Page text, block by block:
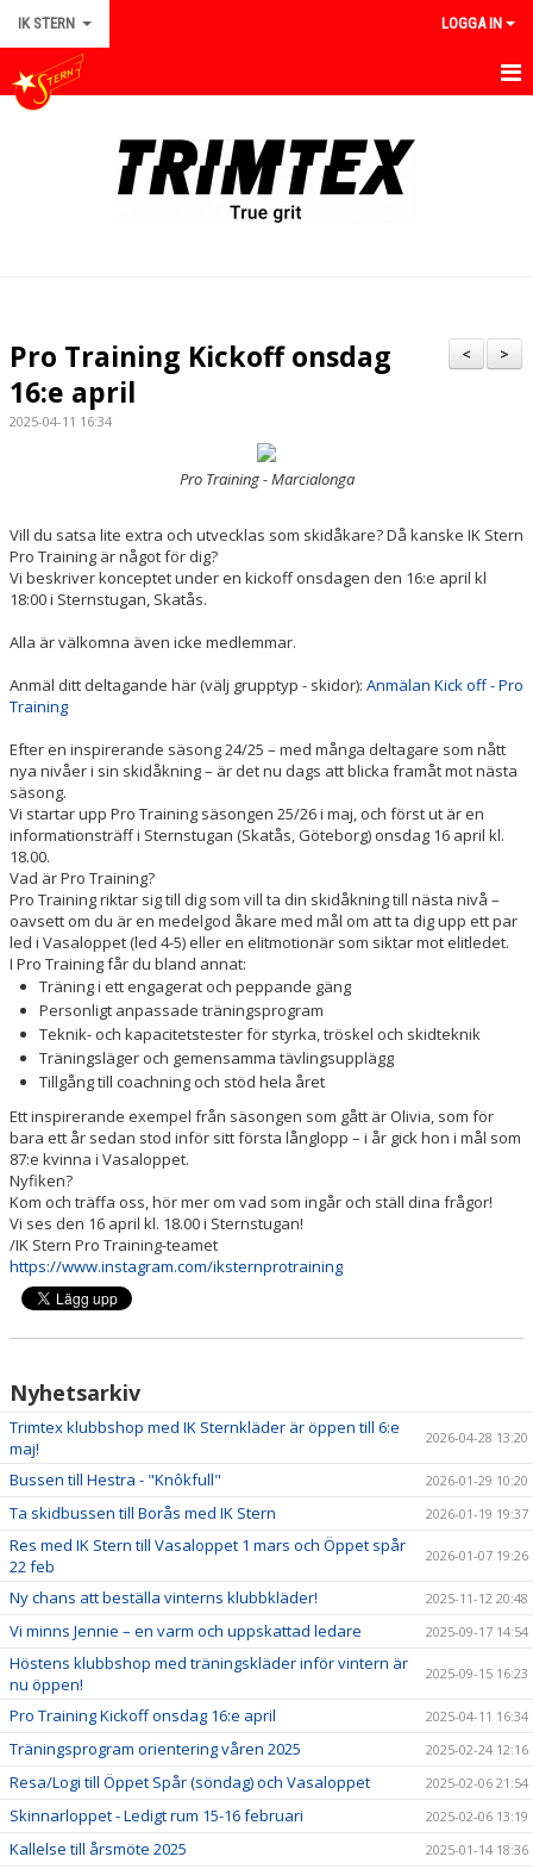
IK STERN LOGGA IN
DOKUMENT
KONTAKT
>
<
Pro Training Kickoff onsdag
16:e april
2025-04-11 16:34
Pro Training - Marcialonga
Vill du satsa lite extra och utvecklas som skidåkare? Då kanske IK Stern
Pro Training är något för dig?
Vi beskriver konceptet under en kickoff onsdagen den 16:e april kl
18:00 i Sternstugan, Skatås.
Alla är välkomna även icke medlemmar.
Anmäl ditt deltagande här (välj grupptyp - skidor): Anmälan Kick off - Pro
Training
Efter en inspirerande säsong 24/25 – med många deltagare som nått
nya nivåer i sin skidåkning – är det nu dags att blicka framåt mot nästa
säsong.
Vi startar upp Pro Training säsongen 25/26 i maj, och först ut är en
informationsträff i Sternstugan (Skatås, Göteborg) onsdag 16 april kl.
18.00.
Vad är Pro Training?
Pro Training riktar sig till dig som vill ta din skidåkning till nästa nivå –
oavsett om du är en medelgod åkare med mål om att ta dig upp ett par
led i Vasaloppet (led 4-5) eller en elitmotionär som siktar mot elitledet.
I Pro Training får du bland annat:
Träning i ett engagerat och peppande gäng
Personligt anpassade träningsprogram
Teknik- och kapacitetstester för styrka, tröskel och skidteknik
Träningsläger och gemensamma tävlingsupplägg
Tillgång till coachning och stöd hela året
Ett inspirerande exempel från säsongen som gått är Olivia, som för
bara ett år sedan stod inför sitt första långlopp – i år gick hon i mål som
87:e kvinna i Vasaloppet.
Nyfiken?
Kom och träffa oss, hör mer om vad som ingår och ställ dina frågor!
Vi ses den 16 april kl. 18.00 i Sternstugan!
/IK Stern Pro Training-teamet
https://www.instagram.com/iksternprotraining
Nyhetsarkiv
Trimtex klubbshop med IK Sternkläder är öppen till 6:e
maj!
2026-04-28 13:20
Bussen till Hestra - "Knôkfull" 2026-01-29 10:20
Ta skidbussen till Borås med IK Stern 2026-01-19 19:37
Res med IK Stern till Vasaloppet 1 mars och Öppet spår
22 feb
2026-01-07 19:26
Ny chans att beställa vinterns klubbkläder! 2025-11-12 20:48
Vi minns Jennie – en varm och uppskattad ledare 2025-09-17 14:54
Höstens klubbshop med träningskläder inför vintern är
nu öppen!
2025-09-15 16:23
Pro Training Kickoff onsdag 16:e april 2025-04-11 16:34
Träningsprogram orientering våren 2025 2025-02-24 12:16
Resa/Logi till Öppet Spår (söndag) och Vasaloppet 2025-02-06 21:54
Skinnarloppet - Ledigt rum 15-16 februari 2025-02-06 13:19
Kallelse till årsmöte 2025 2025-01-14 18:36